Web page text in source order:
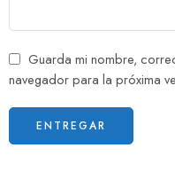
Guarda mi nombre,
navegador para la próxima